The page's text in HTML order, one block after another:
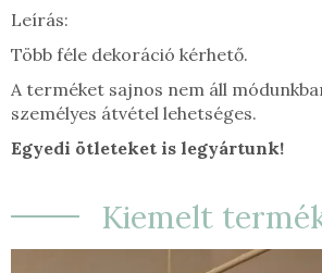
Leírás:
Több féle dekoráció kérhető.
A terméket sajnos nem áll
személyes átvétel lehetséges.
Egyedi ötleteket is legyártunk!
Kiemelt